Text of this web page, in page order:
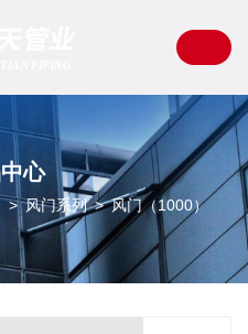
心
>风门系列 >风门（1000）